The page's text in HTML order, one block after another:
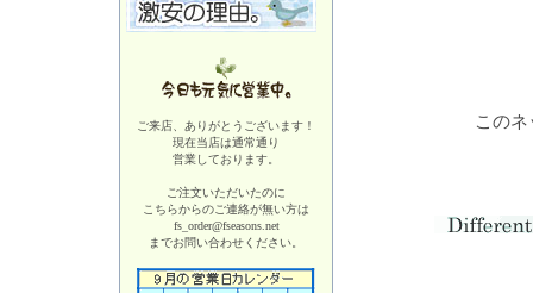
ご来店、ありがとうございます！
現在当店は通常通り
営業しております。
ご注文いただいたのに
こちらからのご連絡が無い方は
fs_order@fseasons.net
までお問い合わせください。
この